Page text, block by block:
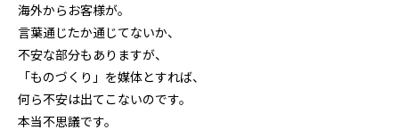
海外からお客様が。
言葉通じたか通じてないか、
不安な部分もありますが、
「ものづくり」を媒体とすれば、
何ら不安は出てこないのです。
本当不思議です。